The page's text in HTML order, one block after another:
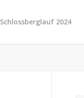
Schlossberglauf 2024